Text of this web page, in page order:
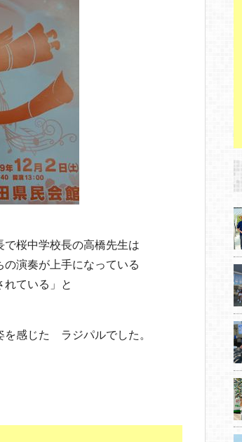
桜中学校長の高橋先生は
の演奏が上手になっている
ている」と
感じた ラジパルでした。